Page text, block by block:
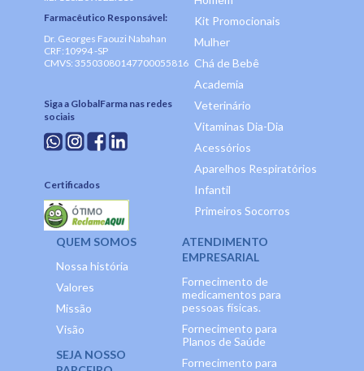
Farmacêutico Responsável:
Dr. Georges Faouzi Nabahan
CRF:10994 -SP
CMVS: 35503080147700055816
Siga a GlobalFarma nas redes
sociais
Certificados
Kit Promocionais
Mulher
Chá de Bebê
Academia
Veterinário
Vitaminas Dia-Dia
Acessórios
Aparelhos Respiratórios
Infantil
Primeiros Socorros
QUEM SOMOS
Nossa história
Valores
Missão
Visão
SEJA NOSSO
ATENDIMENTO
EMPRESARIAL
Fornecimento de
medicamentos para
pessoas físicas.
Fornecimento para
Planos de Saúde
Fornecimento para